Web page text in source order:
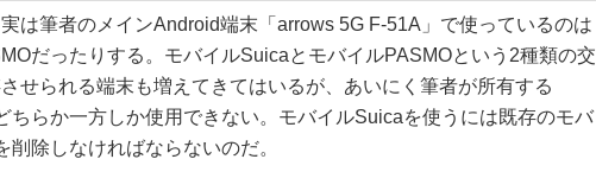
は筆者のメインAndroid端末「arrows 5G F-51A」で使っているのは
だったりする。モバイルSuicaとモバイルPASMOという2種類の交
せられる端末も増えてきてはいるが、あいにく筆者が所有する
ちらか一方しか使用できない。モバイルSuicaを使うには既存のモバ
削除しなければならないのだ。